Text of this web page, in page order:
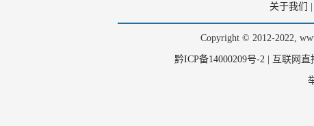
关于我们 |
Copyright © 2012-2022,
黔ICP备14000209号-2 | 互联网直